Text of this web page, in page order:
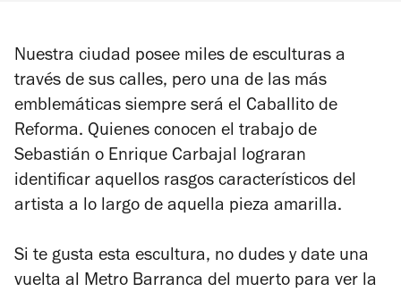
Nuestra ciudad posee miles de esculturas a
través de sus calles, pero una de las más
emblemáticas siempre será el Caballito de
Reforma. Quienes conocen el trabajo de
Sebastián o Enrique Carbajal lograran
identificar aquellos rasgos característicos del
artista a lo largo de aquella pieza amarilla.
Si te gusta esta escultura, no dudes y date una
vuelta al Metro Barranca del muerto para ver la